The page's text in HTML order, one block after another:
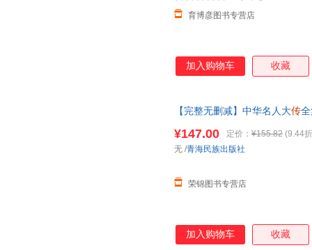
育博彦图书专营店
加入购物车 收藏
【完整无删减】中华名人大传
¥147.00 定价： ¥155.82 (9.44
荣锦图书专营店
无 /青海民族出版社
加入购物车 收藏